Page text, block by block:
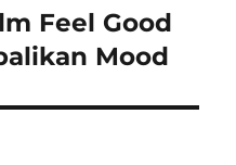
Feel Good
Mood